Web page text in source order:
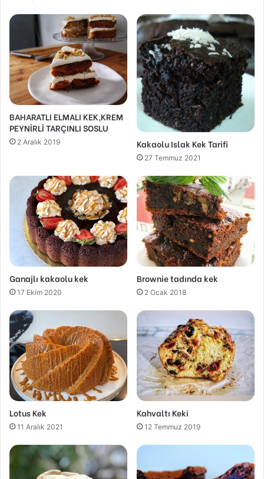
BAHARATLI ELMALI KEK,KREM
PEYNİRLİ TARÇINLI SOSLU
2 Aralık 2019 Kakaolu Islak Kek Tarifi
27 Temmuz 2021
Ganajlı kakaolu kek
17 Ekim 2020
Brownie tadında kek
2 Ocak 2018
Lotus Kek
11 Aralık 2021
Kahvaltı Keki
12 Temmuz 2019